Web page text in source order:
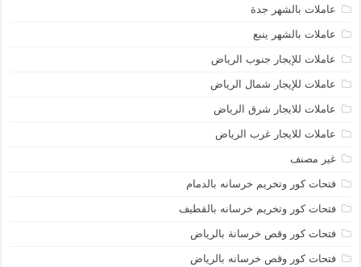
عاملات بالشهر جدة
عاملات بالشهر ينبع
عاملات للإيجار جنوب الرياض
عاملات للإيجار شمال الرياض
عاملات للايجار شرق الرياض
عاملات للايجار غرب الرياض
غير مصنف
فتحات كور وتخريم خرسانه بالدمام
فتحات كور وتخريم خرسانه بالقطيف
فتحات كور وقص خرسانة بالرياض
فتحات كور وقص خرسانه بالرياض